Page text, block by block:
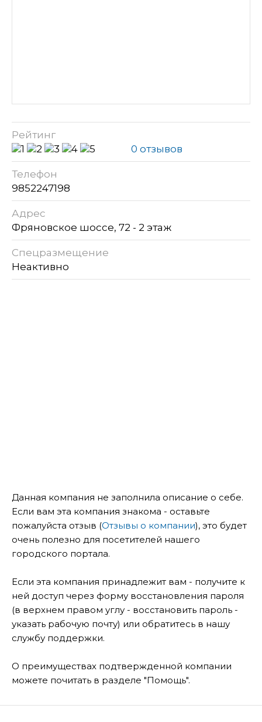
Рейтинг
0 отзывов
Телефон
9852247198
Адрес
Фряновское шоссе, 72 - 2 этаж
Спецразмещение
Неактивно
Данная компания не заполнила описание о себе.
Если вам эта компания знакома - оставьте
пожалуйста отзыв (Отзывы о компании), это будет
очень полезно для посетителей нашего
городского портала.
Если эта компания принадлежит вам - получите к
ней доступ через форму восстановления пароля
(в верхнем правом углу - восстановить пароль -
указать рабочую почту) или обратитесь в нашу
службу поддержки.
О преимуществах подтвержденной компании
можете почитать в разделе "Помощь".